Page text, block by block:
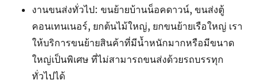
งานขนส่งทั่วไป: ขนย้ายบ้านน็อคดาวน์, ขนส่งตู้
คอนเทนเนอร์, ยกต้นไม้ใหญ่, ยกขนย้ายเรือใหญ่ เรา
ให้บริการขนย้ายสินค้าที่มีน้ำหนักมากหรือมีขนาด
ใหญ่เป็นพิเศษ ที่ไม่สามารถขนส่งด้วยรถบรรทุก
ทั่วไปได้